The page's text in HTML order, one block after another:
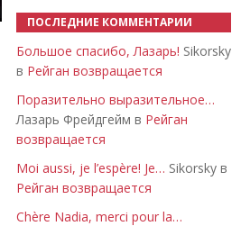
ПОСЛЕДНИЕ КОММЕНТАРИИ
Большое спасибо, Лазарь! Sikorsky
в Рейган возвращается
Поразительно выразительное…
Лазарь Фрейдгейм в Рейган
возвращается
Moi aussi, je l’espère! Je… Sikorsky в
Рейган возвращается
Chère Nadia, merci pour la…